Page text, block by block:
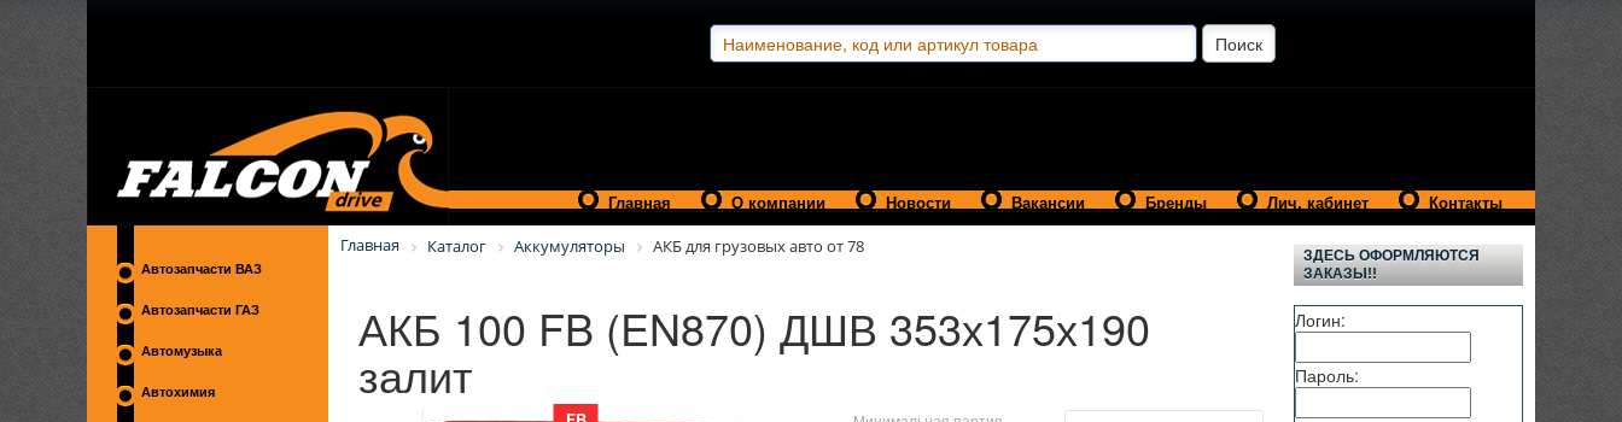
Главная О компании Новости Вакансии Бренды Лич. кабинет Контакты
Автозапчасти ВАЗ
Автозапчасти ГАЗ
Автомузыка
Автохимия
Главная Каталог Аккумуляторы АКБ для грузовых авто от 78
АКБ 100 FB (EN870) ДШВ 353х175х190
залит
ЗДЕСЬ ОФОРМЛЯЮТСЯ
ЗАКАЗЫ!!
Логин:
Пароль: